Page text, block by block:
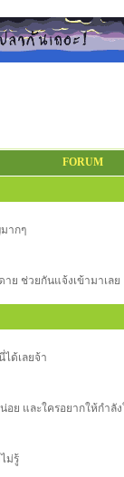
FORUM
ากๆ
ย ช่วยกันแจ้งเข้ามาเลย
ด้เลยจ้า
ย และใครอยากให้กำลัง
ม่รู้